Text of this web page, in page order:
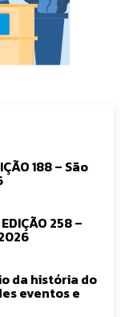
188 – São
258 –
da história do
eventos e